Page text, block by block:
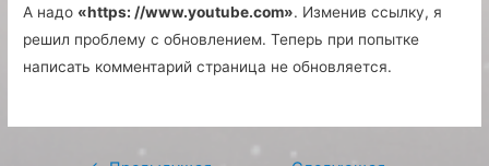
А надо «https: //www.youtube.com». Изменив ссылку, я
решил проблему с обновлением. Теперь при попытке
написать комментарий страница не обновляется.
Навигация